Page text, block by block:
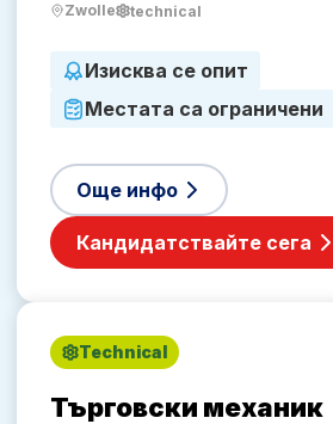
Zwolle technical
Изисква се опит
Местата са ограничени
Още инфо
Кандидатствайте сега
Technical
Търговски механик